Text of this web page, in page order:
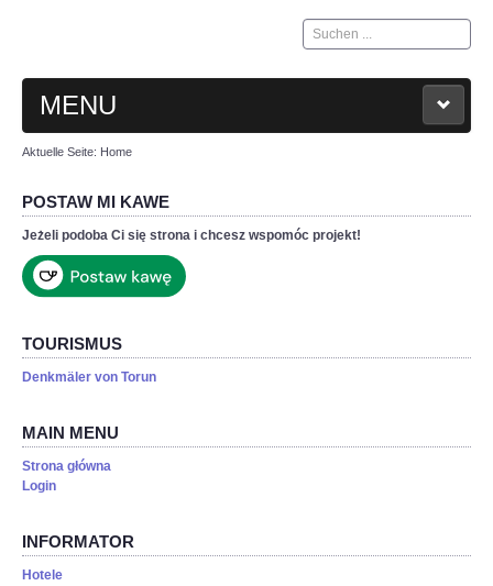
Suchen
...
MENU
HOME
KONTAKT
Aktuelle Seite: Home
POSTAW MI KAWE
Jeżeli podoba Ci się strona i chcesz wspomóc projekt!
TOURISMUS
Denkmäler von Torun
MAIN MENU
Strona główna
Login
INFORMATOR
Hotele